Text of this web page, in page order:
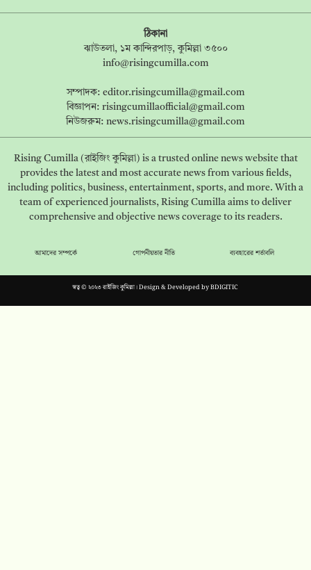
ঠিকানা
ঝাউতলা, ১ম কান্দিরপাড়, কুমিল্লা ৩৫০০
info@risingcumilla.com
সম্পাদক: editor.risingcumilla@gmail.com
বিজ্ঞাপন: risingcumillaofficial@gmail.com
নিউজরুম: news.risingcumilla@gmail.com
Rising Cumilla (রাইজিং কুমিল্লা) is a trusted online news website that
provides the latest and most accurate news from various fields,
including politics, business, entertainment, sports, and more. With a
team of experienced journalists, Rising Cumilla aims to deliver
comprehensive and objective news coverage to its readers.
আমাদের সম্পর্কে গোপনীয়তার নীতি ব্যবহারের শর্তাবলি
স্বত্ব © ২০২৩ রাইজিং কুমিল্লা। Design & Developed byBDIGITIC